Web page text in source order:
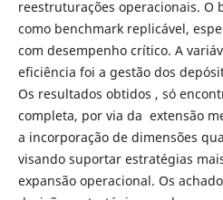
reestruturações operacionais. O
como benchmark replicável,
com desempenho crítico. A
eficiência foi a gestão dos
Os resultados obtidos , só
completa, por via da extensão
a incorporação de dimensões
visando suportar estratégias
expansão operacional. Os